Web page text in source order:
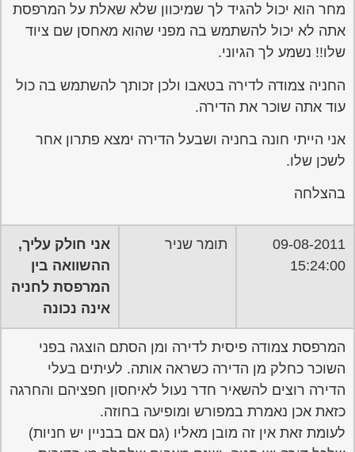
מחר הוא יכול להגיד לך שמיכוון שלא שאלת על המרפסת
אתה לא יכול להשתמש בה מפני שהוא מאחסן שם ציוד
שלו!! נשמע לך הגיוני.
החניה צמודה לדירה בטאבו ולכן זכותך להשתמש בה כול
עוד אתה שוכר את הדירה.
אני הייתי חונה בחניה ושבעל הדירה ימצא פתרון אחר
לשכן שלו.
בהצלחה
09-08-2011
15:24:00
תומר שניר
אני חולק עליך,
ההשוואה בין
המרפסת לחניה
אינה נכונה
המרפסת צמודה פיסית לדירה ומן הסתם הוצגה בפני
השוכר כחלק מן הדירה כשראה אותה. לעיתים בעלי
הדירה רוצים להשאיר חדר נעול לאיחסון חפציהם והחרגה
כזאת אכן נאמרת במפורש ומופיעה בחוזה.
לעומת זאת אין זה מובן מאליו (גם אם בבניין יש חניות)